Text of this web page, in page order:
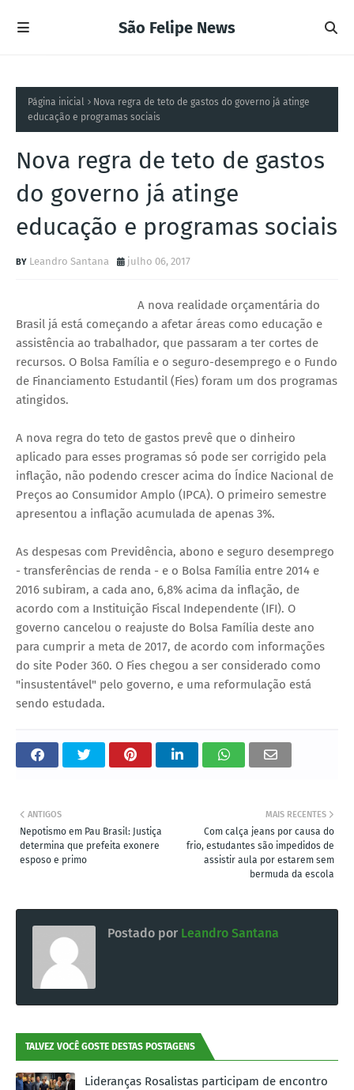
São Felipe News
Página inicial
Nova regra de teto de gastos do governo já atinge
educação e programas sociais
Nova regra de teto de gastos
do governo já atinge
educação e programas sociais
Leandro Santana julho 06, 2017
A nova realidade orçamentária do
Brasil já está começando a afetar áreas como educação e
assistência ao trabalhador, que passaram a ter cortes de
recursos. O Bolsa Família e o seguro-desemprego e o Fundo
de Financiamento Estudantil (Fies) foram um dos programas
atingidos.
A nova regra do teto de gastos prevê que o dinheiro
aplicado para esses programas só pode ser corrigido pela
inflação, não podendo crescer acima do Índice Nacional de
Preços ao Consumidor Amplo (IPCA). O primeiro semestre
apresentou a inflação acumulada de apenas 3%.
As despesas com Previdência, abono e seguro desemprego
- transferências de renda - e o Bolsa Família entre 2014 e
2016 subiram, a cada ano, 6,8% acima da inflação, de
acordo com a Instituição Fiscal Independente (IFI). O
governo cancelou o reajuste do Bolsa Família deste ano
para cumprir a meta de 2017, de acordo com informações
do site Poder 360. O Fies chegou a ser considerado como
"insustentável" pelo governo, e uma reformulação está
sendo estudada.
MAIS RECENTES
Com calça jeans por causa do
frio, estudantes são impedidos de
assistir aula por estarem sem
bermuda da escola
ANTIGOS
Nepotismo em Pau Brasil: Justiça
determina que prefeita exonere
esposo e primo
Postado por Leandro Santana
TALVEZ VOCÊ GOSTE DESTAS POSTAGENS
Lideranças Rosalistas participam de encontro